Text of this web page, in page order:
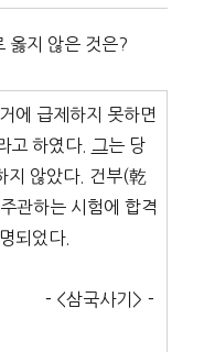
옳지 않은 것은?
에 급제하지 못하면
고 하였다.
그는 당
지 않았다. 건부(乾
관하는 시험에 합격
되었다.
－<삼국사기>－